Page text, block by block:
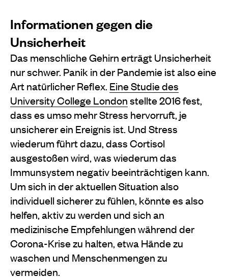
Informationen gegen die
Unsicherheit
Das menschliche Gehirn erträgt Unsicherheit
nur schwer. Panik in der Pandemie ist also eine
Art natürlicher Reflex. Eine Studie des
University College Londonstellte 2016 fest,
dass es umso mehr Stress hervorruft, je
unsicherer ein Ereignis ist. Und Stress
wiederum führt dazu, dass Cortisol
ausgestoßen wird, was wiederum das
Immunsystem negativ beeinträchtigen kann.
Um sich in der aktuellen Situation also
individuell sicherer zu fühlen, könnte es also
helfen, aktiv zu werden und sich an
medizinische Empfehlungen während der
Corona-Krise zu halten, etwa Hände zu
waschen und Menschenmengen zu
vermeiden.